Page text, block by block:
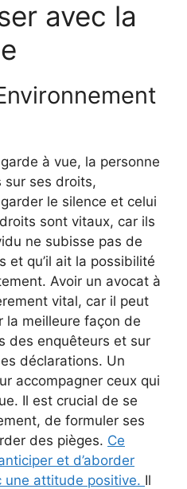
avec la
à vue, la personne
sur ses droits,
le silence et celui
sont vitaux, car ils
ne subisse pas de
et qu’il ait la possibilité
Avoir un avocat à
vital, car il peut
la meilleure façon de
des enquêteurs et sur
déclarations. Un
accompagner ceux qui
Il est crucial de se
de formuler ses
des pièges. Ce
et d’aborder
une attitude positive. Il